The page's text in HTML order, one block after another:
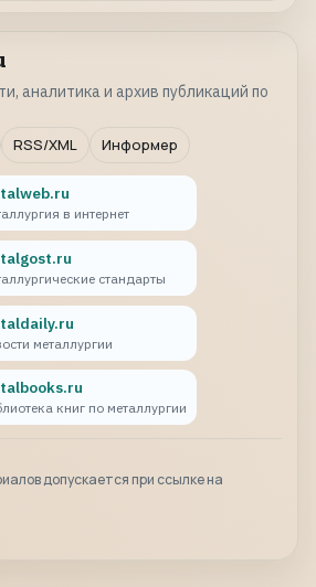
аналитика и архив публикаций по
RSS/XML Информер
в интернет
стандарты
металлургии
книг по металлургии
допускается при ссылке на